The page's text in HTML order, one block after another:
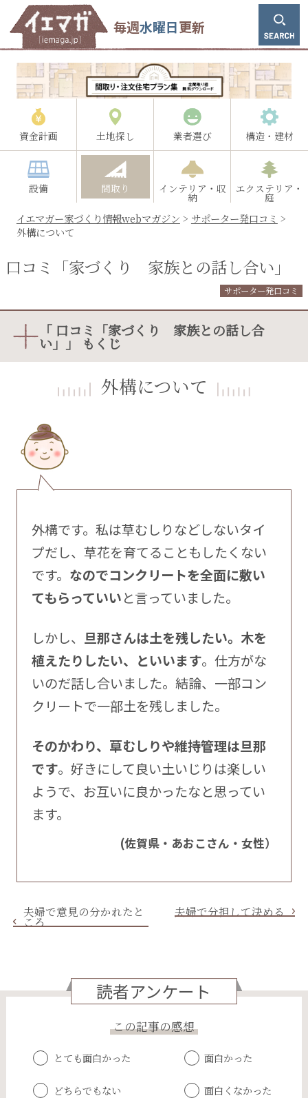
毎週水曜日更新
資金計画 土地探し 業者選び 構造・建材
設備 間取り インテリア・収
納
エクステリア・
庭
イエマガー家づくり情報webマガジン > サポーター発口コミ >
外構について
口コミ「家づくり 家族との話し合い」
サポーター発口コミ
「 口コミ「家づくり 家族との話し合
い」」 もくじ
外構について
外構です。私は草むしりなどしないタイ
プだし、草花を育てることもしたくない
です。 なのでコンクリートを全面に敷い
てもらっていいと言っていました。
しかし、 旦那さんは土を残したい。木を
植えたりしたい、といいます。仕方がな
いのだ話し合いました。結論、一部コン
クリートで一部土を残しました。
そのかわり、草むしりや維持管理は旦那
です。好きにして良い土いじりは楽しい
ようで、お互いに良かったなと思ってい
ます。
(佐賀県・あおこさん・女性）
夫婦で意見の分かれたと
ころ
夫婦で分担して決める
読者アンケート
この記事の感想
とても面白かった 面白かった
どちらでもない 面白くなかった